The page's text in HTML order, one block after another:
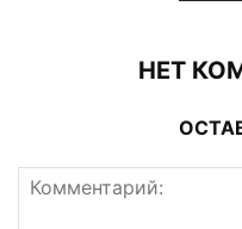
НЕТ